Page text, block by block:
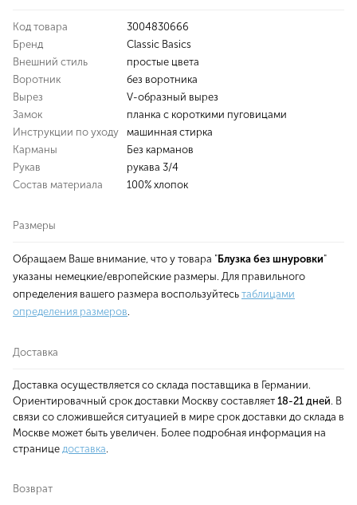
Код товара
3004830666
Бренд
Classic Basics
Внешний стиль
простые цвета
Воротник
без воротника
Вырез
V-образный вырез
Замок
планка с короткими пуговицами
Инструкции по уходу
машинная стирка
Карманы
Без карманов
Рукав
рукава 3/4
Состав материала
100% хлопок
Размеры
Обращаем Ваше внимание, что у товара "Блузка без шнуровки"
указаны немецкие/европейские размеры. Для правильного
определения вашего размера воспользуйтесь таблицами
определения размеров
Доставка
Доставка осуществляется со склада поставщика в Германии.
Ориентировачный срок доставки Москву составляет 18-21 дней . В
связи со сложившейся ситуацией в мире срок доставки до склада в
Москве может быть увеличен. Более подробная информация на
странице доставка
Возврат